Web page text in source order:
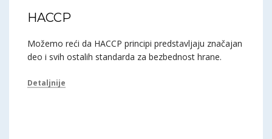
HACCP
Možemo reći da HACCP principi predstavljaju značajan
deo i svih ostalih standarda za bezbednost hrane.
Detaljnije